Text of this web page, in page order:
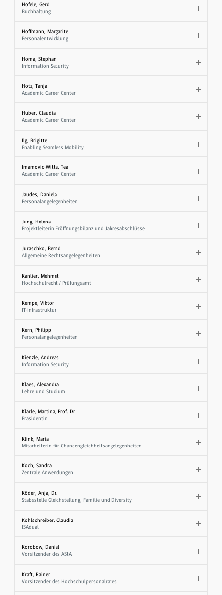
Hofele, Gerd
Buchhaltung
Hoffmann, Margarite
Personalentwicklung
Homa, Stephan
Information Security
Hotz, Tanja
Academic Career Center
Huber, Claudia
Academic Career Center
Ilg, Brigitte
Enabling Seamless Mobility
Imamovic-Witte, Tea
Academic Career Center
Jaudes, Daniela
Personalangelegenheiten
Jung, Helena
Projektleiterin Eröffnungsbilanz und Jahresabschlüsse
Juraschko, Bernd
Allgemeine Rechtsangelegenheiten
Kanlier, Mehmet
Hochschulrecht / Prüfungsamt
Kempe, Viktor
IT-Infrastruktur
Kern, Philipp
Personalangelegenheiten
Kienzle, Andreas
Information Security
Klaes, Alexandra
Lehre und Studium
Klärle, Martina, Prof. Dr.
Präsidentin
Klink, Maria
Mitarbeiterin für Chancengleichheitsangelegenheiten
Koch, Sandra
Zentrale Anwendungen
Köder, Anja, Dr.
Stabsstelle Gleichstellung, Familie und Diversity
Kohlschreiber, Claudia
ISAdual
Korobow, Daniel
Vorsitzender des AStA
Kraft, Rainer
Vorsitzender des Hochschulpersonalrates